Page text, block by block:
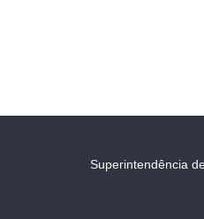
Superintendência